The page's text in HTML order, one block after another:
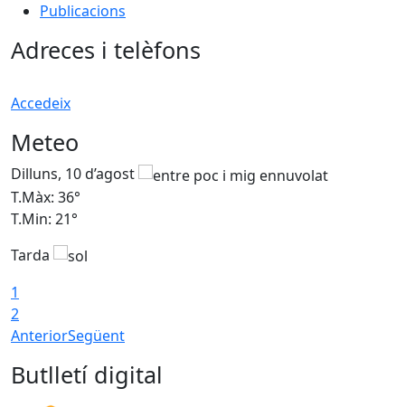
Publicacions
Adreces i telèfons
Accedeix
Meteo
Dilluns, 10 d’agost
T.Màx: 36°
T.Min: 21°
Tarda
1
2
AnteriorSegüent
Butlletí digital